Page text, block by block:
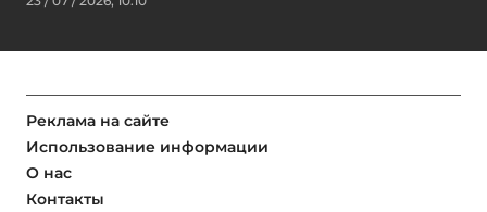
Реклама на сайте
Использование информации
О нас
Контакты